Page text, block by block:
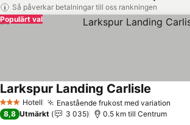
Så påverkar betalningar till oss rankningen
Populärt val
3 StjärnorHotell Enastående frukost med variation
Larkspur Landing Carlisle
8,8 Utmärkt 3 035 0.5 km till Centrum